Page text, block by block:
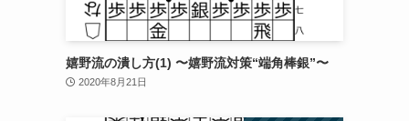
嬉野流の潰し方(1) 〜嬉野流対策“端角棒銀”〜
2020年8月21日